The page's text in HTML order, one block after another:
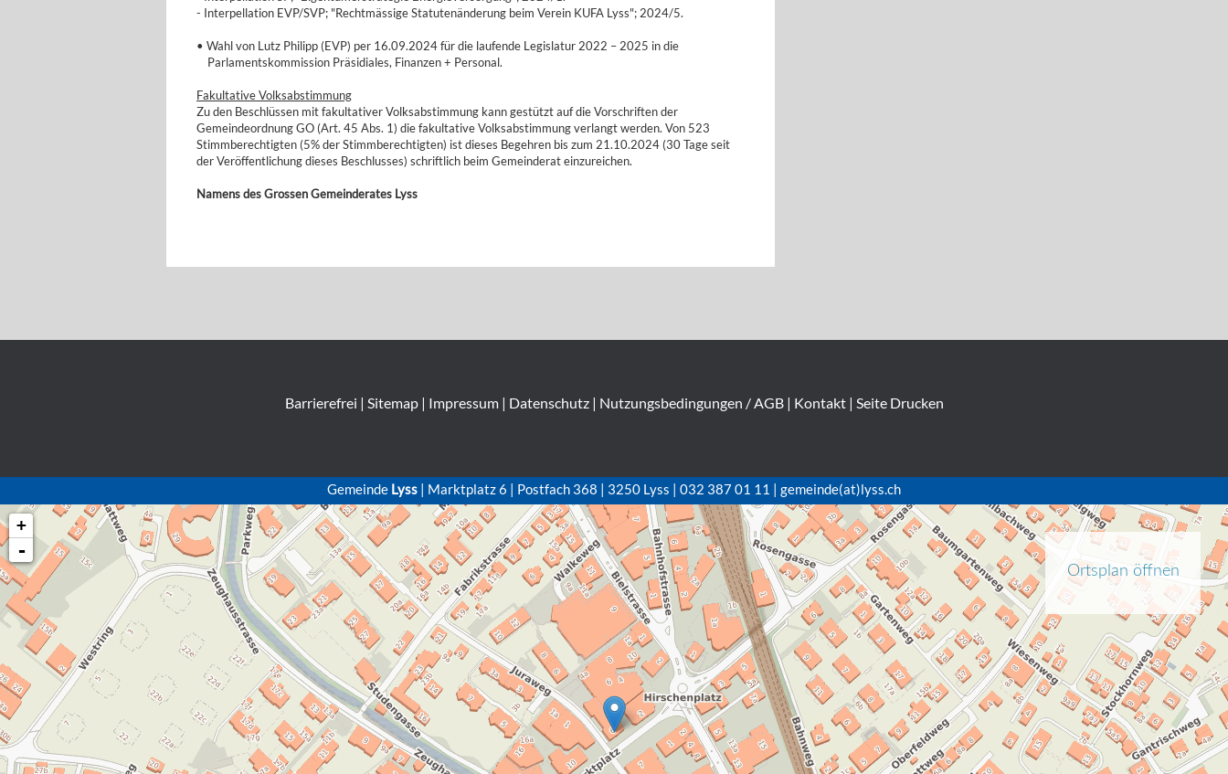
- Interpellation EVP/SVP; "Rechtmässige Statutenänderung beim Verein KUFA Lyss"; 2024/5.
• Wahl von Lutz Philipp (EVP) per 16.09.2024 für die laufende Legislatur 2022 – 2025 in die
Parlamentskommission Präsidiales, Finanzen + Personal.
Fakultative Volksabstimmung
Zu den Beschlüssen mit fakultativer Volksabstimmung kann gestützt auf die Vorschriften der
Gemeindeordnung GO (Art. 45 Abs. 1) die fakultative Volksabstimmung verlangt werden. Von 523
Stimmberechtigten (5% der Stimmberechtigten) ist dieses Begehren bis zum 21.10.2024 (30 Tage seit
der Veröffentlichung dieses Beschlusses) schriftlich beim Gemeinderat einzureichen.
Namens des Grossen Gemeinderates Lyss
Barrierefrei | Sitemap| Impressum| Datenschutz| Nutzungsbedingungen / AGB| Kontakt| Seite Drucken
Gemeinde Lyss | Marktplatz 6 | Postfach 368 | 3250 Lyss | 032 387 01 11 | gemeinde(at)lyss.ch